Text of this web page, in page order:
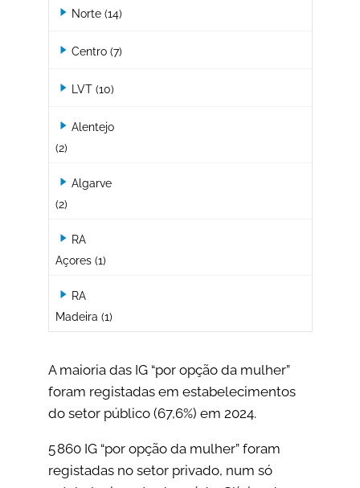
Norte(14)
Centro(7)
LVT(10)
Alentejo
(2)
Algarve
(2)
RA
Açores(1)
RA
Madeira (1)
A maioria das IG “por opção da mulher”
foram registadas em estabelecimentos
do setor público (67,6%) em 2024.
5 860 IG “por opção da mulher” foram
registadas no setor privado, num só